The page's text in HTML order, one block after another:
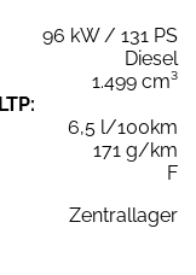
96 kW / 131 PS
Diesel
1.499 cm³
6,5 l/100km
171 g/km
F
Zentrallager